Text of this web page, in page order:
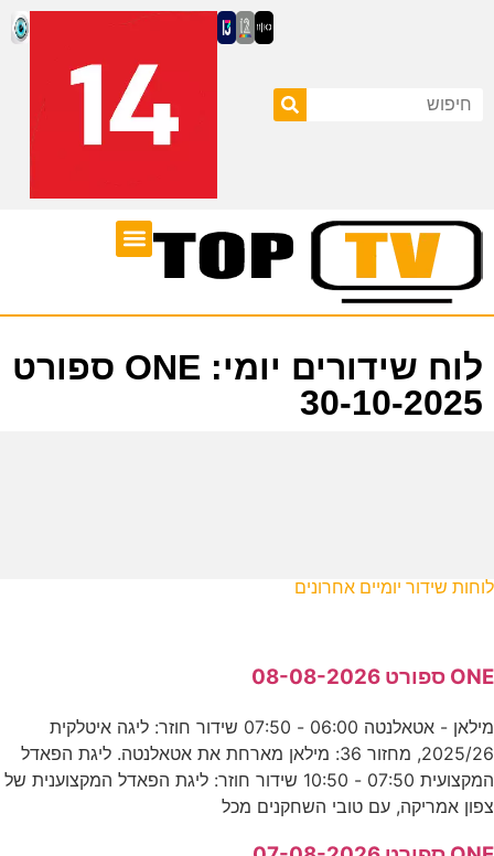
לוח שידורים יומי: ONE ספורט
30-10-2025
לוחות שידור יומיים אחרונים
ONE ספורט 08-08-2026
מילאן - אטאלנטה 06:00 - 07:50 שידור חוזר: ליגה איטלקית
2025/26, מחזור 36: מילאן מארחת את אטאלנטה. ליגת הפאדל
המקצועית 07:50 - 10:50 שידור חוזר: ליגת הפאדל המקצוענית של
צפון אמריקה, עם טובי השחקנים מכל